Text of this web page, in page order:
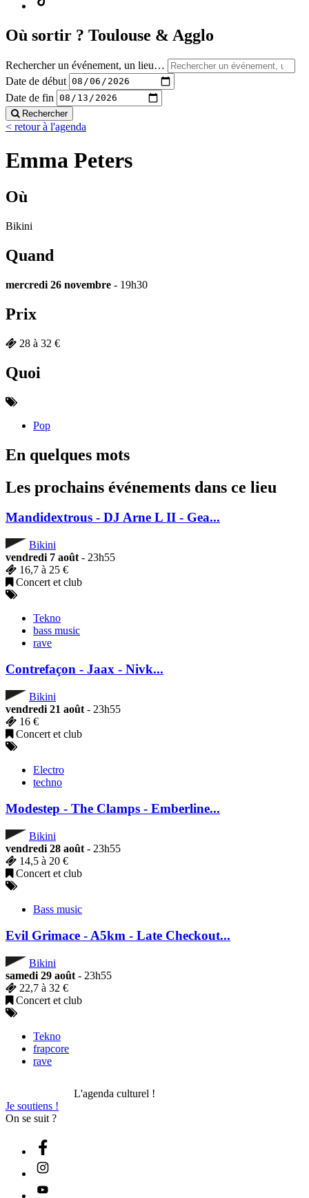
Où sortir ? Toulouse & Agglo
Rechercher un événement, un lieu…
Date de début
Date de fin
Rechercher
< retour à l'agenda
Emma Peters
Où
Bikini
Quand
mercredi 26 novembre - 19h30
Prix
28 à 32 €
Quoi
Pop
En quelques mots
Les prochains événements dans ce lieu
Mandidextrous - DJ Arne L II - Gea...
Bikini
vendredi 7 août - 23h55
16,7 à 25 €
Concert et club
Tekno
bass music
rave
Contrefaçon - Jaax - Nivk...
Bikini
vendredi 21 août - 23h55
16 €
Concert et club
Electro
techno
Modestep - The Clamps - Emberline...
Bikini
vendredi 28 août - 23h55
14,5 à 20 €
Concert et club
Bass music
Evil Grimace - A5km - Late Checkout...
Bikini
samedi 29 août - 23h55
22,7 à 32 €
Concert et club
Tekno
frapcore
rave
L'agenda culturel !
Je soutiens !
On se suit ?